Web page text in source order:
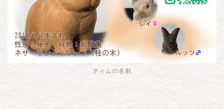
ティムの名刺